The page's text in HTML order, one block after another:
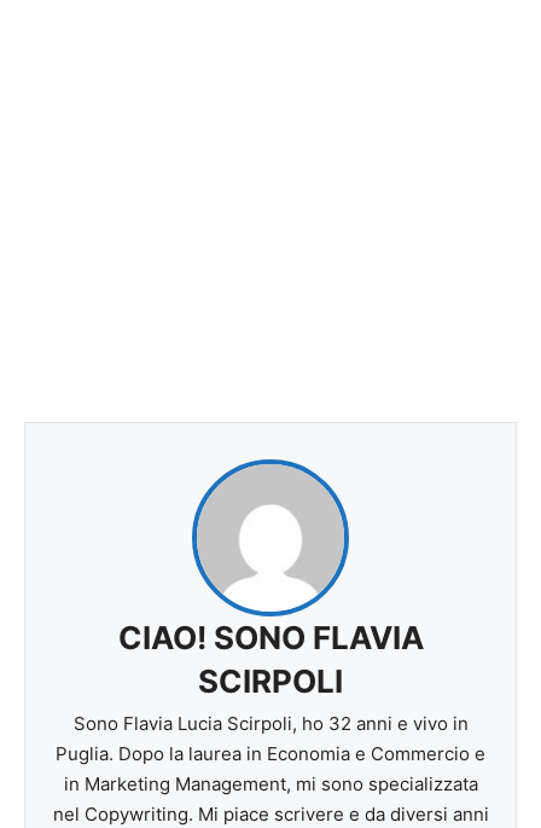
CIAO! SONO FLAVIA
SCIRPOLI
Sono Flavia Lucia Scirpoli, ho 32 anni e vivo in
Puglia. Dopo la laurea in Economia e Commercio e
in Marketing Management, mi sono specializzata
nel Copywriting. Mi piace scrivere e da diversi anni